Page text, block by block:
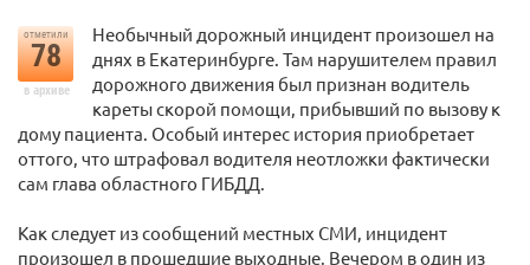
отметили
78
в архиве
Необычный дорожный инцидент произошел на
днях в Екатеринбурге. Там нарушителем правил
дорожного движения был признан водитель
кареты скорой помощи, прибывший по вызову к
дому пациента. Особый интерес история приобретает
оттого, что штрафовал водителя неотложки фактически
сам глава областного ГИБДД.
Как следует из сообщений местных СМИ, инцидент
произошел в прошедшие выходные. Вечером в один из